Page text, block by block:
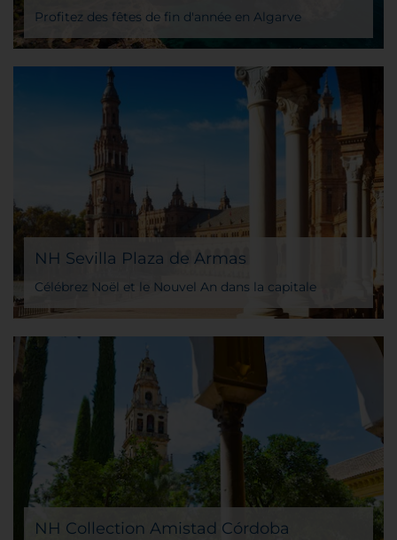
Profitez des fêtes de fin d'année en Algarve
NH Sevilla Plaza de Armas
Célébrez Noël et le Nouvel An dans la capitale
andalouse
NH Collection Amistad Córdoba